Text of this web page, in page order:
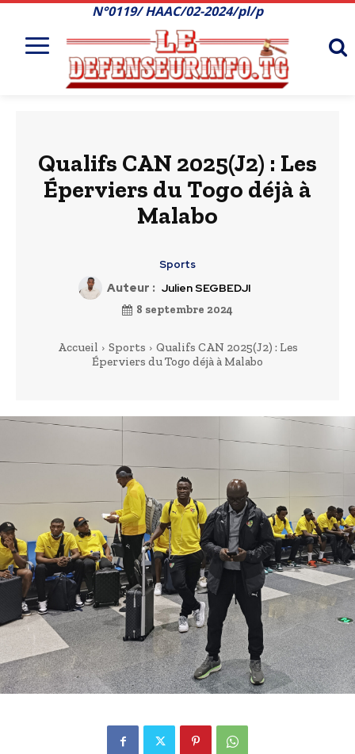
N°0119/ HAAC/02-2024/pl/p
Qualifs CAN 2025(J2) : Les
Éperviers du Togo déjà à
Malabo
Sports
Auteur : Julien SEGBEDJI
8 septembre 2024
Accueil Sports
Qualifs CAN 2025(J2) : Les
Éperviers du Togo déjà à Malabo